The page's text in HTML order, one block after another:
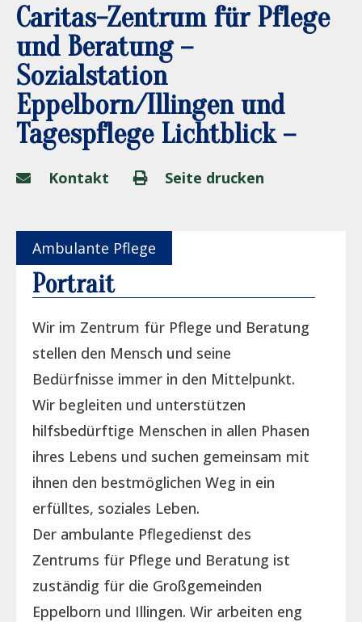
Caritas-Zentrum für Pflege
und Beratung –
Sozialstation
Eppelborn/Illingen und
Tagespflege Lichtblick –
Kontakt Seite drucken
Ambulante Pflege
Portrait
Wir im Zentrum für Pflege und Beratung
stellen den Mensch und seine
Bedürfnisse immer in den Mittelpunkt.
Wir begleiten und unterstützen
hilfsbedürftige Menschen in allen Phasen
ihres Lebens und suchen gemeinsam mit
ihnen den bestmöglichen Weg in ein
erfülltes, soziales Leben.
Der ambulante Pflegedienst des
Zentrums für Pflege und Beratung ist
zuständig für die Großgemeinden
Eppelborn und Illingen. Wir arbeiten eng